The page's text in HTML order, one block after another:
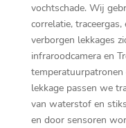
vochtschade.​ Wij
correlatie,
verborgen lekkages
infraroodcamera en
lekkage passen we
van waterstof en
en door sensoren